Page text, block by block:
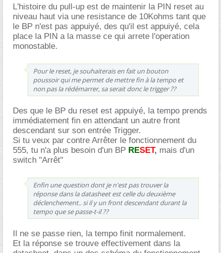
L'histoire du pull-up est de maintenir la PIN reset au
niveau haut via une resistance de 10Kohms tant que
le BP n'est pas appuiyé, des qu'il est appuiyé, cela
place la PIN a la masse ce qui arrete l'operation
monostable.
Pour le reset, je souhaiterais en fait un bouton
poussoir qui me permet de mettre fin à la tempo et
non pas la rédémarrer, sa serait donc le trigger ??
Des que le BP du reset est appuiyé, la tempo prends
immédiatement fin en attendant un autre front
descendant sur son entrée Trigger.
Si tu veux par contre Arrêter le fonctionnement du
555, tu n'a plus besoin d'un BP RESET, mais d'un
switch "Arrêt"
Enfin une question dont je n'est pas trouver la
réponse dans la datasheet est celle du deuxième
déclenchement.. si il y un front descendant durant la
tempo que se passe-t-il ??
Il ne se passe rien, la tempo finit normalement.
Et la réponse se trouve effectivement dans la